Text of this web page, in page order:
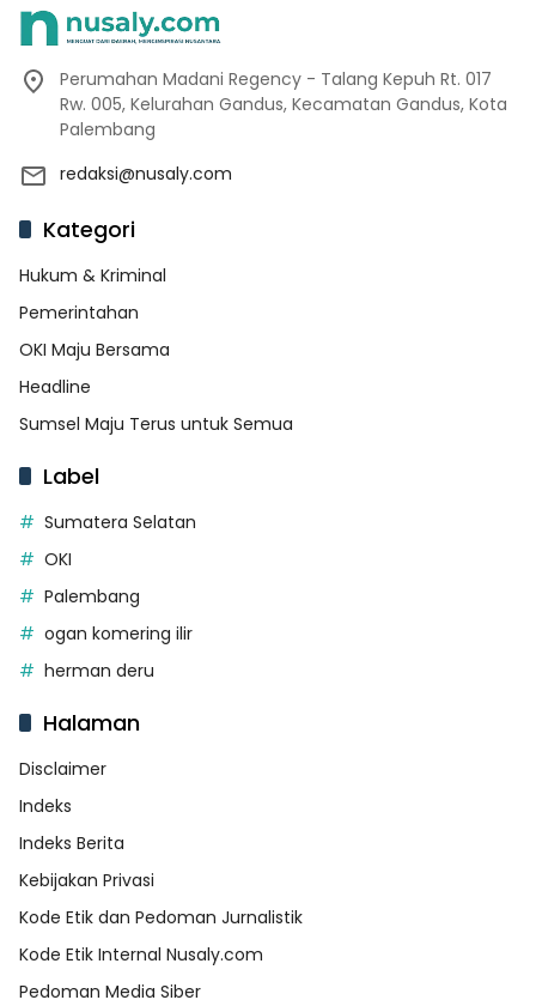
Perumahan Madani Regency - Talang Kepuh Rt. 017
Rw. 005, Kelurahan Gandus, Kecamatan Gandus, Kota
Palembang
redaksi@nusaly.com
Kategori
Hukum & Kriminal
Pemerintahan
OKI Maju Bersama
Headline
Sumsel Maju Terus untuk Semua
Label
Sumatera Selatan
OKI
Palembang
ogan komering ilir
herman deru
Halaman
Disclaimer
Indeks
Indeks Berita
Kebijakan Privasi
Kode Etik dan Pedoman Jurnalistik
Kode Etik Internal Nusaly.com
Pedoman Media Siber